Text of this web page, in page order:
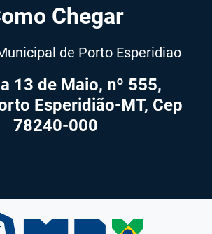
Chegar
de Porto Esperidiao
13 de Maio, nº 555,
Esperidião-MT, Cep
78240-000